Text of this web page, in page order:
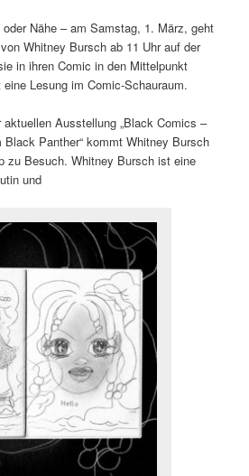
Nähe – am Samstag, 1. März, geht
Whitney Bursch ab 11 Uhr auf der
in ihren Comic in den Mittelpunkt
Lesung im Comic-Schauraum.
Ausstellung „Black Comics –
Panther“ kommt Whitney Bursch
zu Besuch. Whitney Bursch ist eine
und